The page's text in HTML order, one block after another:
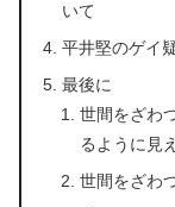
いて
平井堅のゲイ
最後に
世間をざわ
るように見
世間をざわ